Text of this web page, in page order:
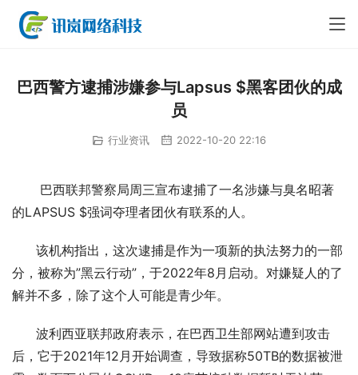
巴西警方逮捕涉嫌参与Lapsus $黑客团伙的成
员
行业资讯 2022-10-20 22:16
的LAPSUS $强词夺理者团伙有联系的人。
分，被称为”黑云行动”，于2022年8月启动。对嫌疑人的了
解并不多，除了这个人可能是青少年。
后，它于2021年12月开始调查，导致据称50TB的数据被泄